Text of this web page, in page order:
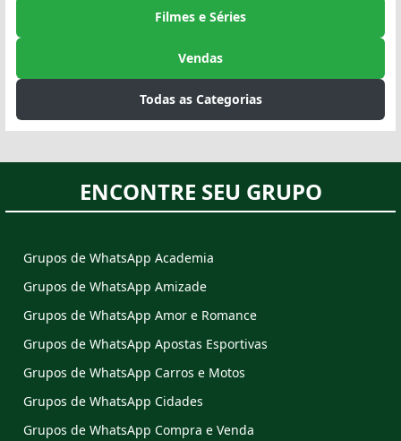
Filmes e Séries
Vendas
Todas as Categorias
ENCONTRE SEU GRUPO
Grupos de WhatsApp Academia
Grupos de WhatsApp Amizade
Grupos de WhatsApp Amor e Romance
Grupos de WhatsApp Apostas Esportivas
Grupos de WhatsApp Carros e Motos
Grupos de WhatsApp Cidades
Grupos de WhatsApp Compra e Venda